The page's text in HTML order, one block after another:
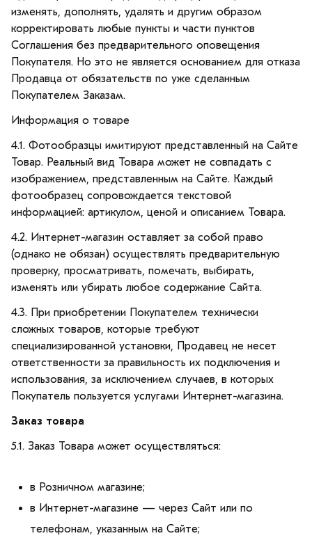
изменять, дополнять, удалять и другим образом
корректировать любые пункты и части пунктов
Соглашения без предварительного оповещения
Покупателя. Но это не является основанием для отказа
Продавца от обязательств по уже сделанным
Покупателем Заказам.
Информация о товаре
4.1. Фотообразцы имитируют представленный на Сайте
Товар. Реальный вид Товара может не совпадать с
изображением, представленным на Сайте. Каждый
фотообразец сопровождается текстовой
информацией: артикулом, ценой и описанием Товара.
4.2. Интернет-магазин оставляет за собой право
(однако не обязан) осуществлять предварительную
проверку, просматривать, помечать, выбирать,
изменять или убирать любое содержание Сайта.
4.3. При приобретении Покупателем технически
сложных товаров, которые требуют
специализированной установки, Продавец не несет
ответственности за правильность их подключения и
использования, за исключением случаев, в которых
Покупатель пользуется услугами Интернет-магазина.
Заказ товара
5.1. Заказ Товара может осуществляться:
в Розничном магазине;
в Интернет-магазине — через Сайт или по
телефонам, указанным на Сайте;